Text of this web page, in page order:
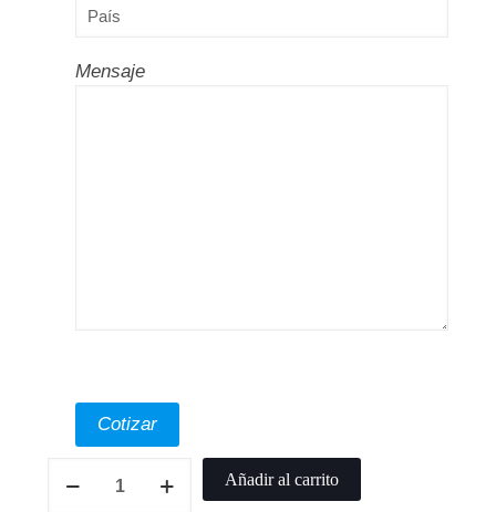
Mensaje
PEKK
Añadir al carrito